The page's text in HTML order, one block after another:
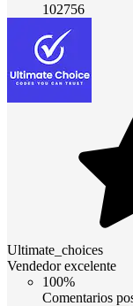
102756
Ultimate_choices
Vendedor excelente
100%
Comentarios